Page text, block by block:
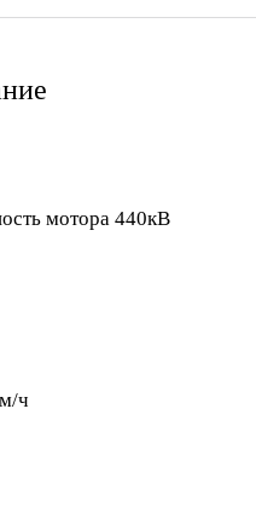
мотора 440кВ
ч